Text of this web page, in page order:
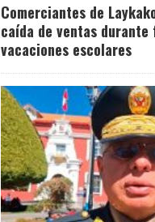
Comerciantes de
caída de ventas durante
vacaciones escolares